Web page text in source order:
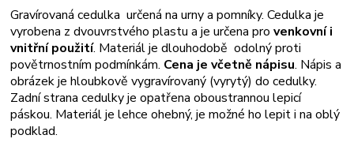
Gravírovaná cedulka určená na urny a pomníky. Cedulka je
vyrobena z dvouvrstvého plastu a je určena provenkovní i
vnitřní použití. Materiál je dlouhodobě odolný proti
povětrnostním podmínkám. Cena je včetně nápisu. Nápis a
obrázek je hloubkově vygravírovaný (vyrytý) do cedulky.
Zadní strana cedulky je opatřena oboustrannou lepicí
páskou. Materiál je lehce ohebný, je možné ho lepit i na oblý
podklad.